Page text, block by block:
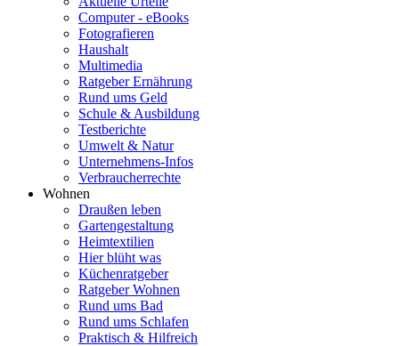
Computer - eBooks
Fotografieren
Haushalt
Multimedia
Ratgeber Ernährung
Rund ums Geld
Schule & Ausbildung
Testberichte
Umwelt & Natur
Unternehmens-Infos
Verbraucherrechte
Wohnen
Draußen leben
Gartengestaltung
Heimtextilien
Hier blüht was
Küchenratgeber
Ratgeber Wohnen
Rund ums Bad
Rund ums Schlafen
Praktisch & Hilfreich